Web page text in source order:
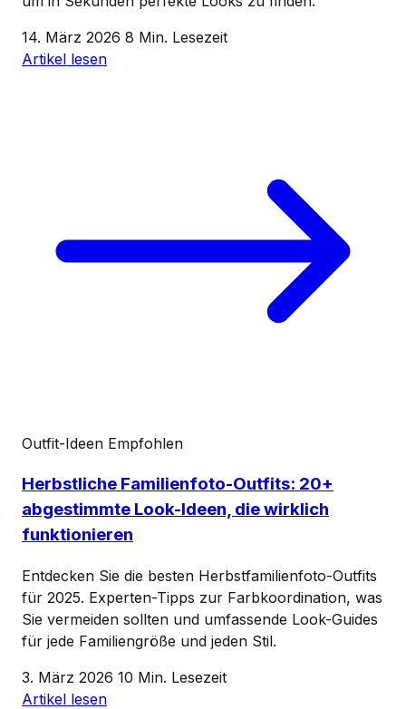
14. März 2026 8 Min. Lesezeit
Artikel lesen
Outfit-Ideen Empfohlen
Herbstliche Familienfoto-Outfits: 20+
abgestimmte Look-Ideen, die wirklich
funktionieren
Entdecken Sie die besten Herbstfamilienfoto-Outfits
für 2025. Experten-Tipps zur Farbkoordination, was
Sie vermeiden sollten und umfassende Look-Guides
für jede Familiengröße und jeden Stil.
3. März 2026 10 Min. Lesezeit
Artikel lesen